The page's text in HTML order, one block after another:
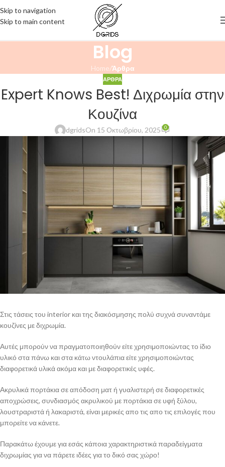
Skip to navigation
Skip to main content
Blog
Home/Άρθρα
ΑΡΘΡΑ
Expert Knows Best! Διχρωμία στην
Κουζίνα
dgridsOn 15 Οκτωβρίου, 2025 0
Στις τάσεις του interior και της διακόσμησης πολύ συχνά συναντάμε
κουζίνες με διχρωμία.
Αυτές μπορούν να πραγματοποιηθούν είτε χρησιμοποιώντας το ίδιο
υλικό στα πάνω και στα κάτω ντουλάπια είτε χρησιμοποιώντας
διαφορετικά υλικά ακόμα και με διαφορετικές υφές.
Ακρυλικά πορτάκια σε απόδοση ματ ή γυαλιστερή σε διαφορετικές
αποχρώσεις, συνδιασμός ακρυλικού με πορτάκια σε υφή ξύλου,
λουστραριστά ή λακαριστά, είναι μερικές απο τις απο τις επιλογές που
μπορείτε να κάνετε.
Παρακάτω έχουμε για εσάς κάποια χαρακτηριστικά παραδείγματα
διχρωμίας για να πάρετε ιδέες για το δικό σας χώρο!